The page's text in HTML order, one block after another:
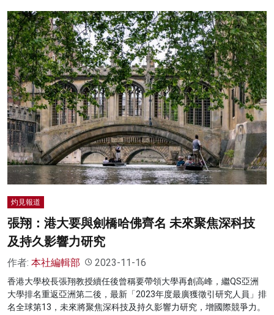
灼見報道
張翔：港大要與劍橋哈佛齊名 未來聚焦深科技
及持久影響力研究
作者: 本社編輯部 2023-11-16
香港大學校長張翔教授續任後曾稱要帶領大學再創高峰，繼QS亞洲
大學排名重返亞洲第二後，最新「2023年度最廣獲徵引研究人員」排
名全球第13，未來將聚焦深科技及持久影響力研究，增國際競爭力。